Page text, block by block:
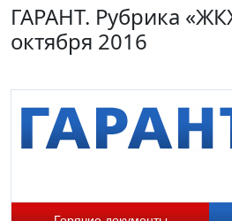
ГАРАНТ. Рубрика
октября 2016